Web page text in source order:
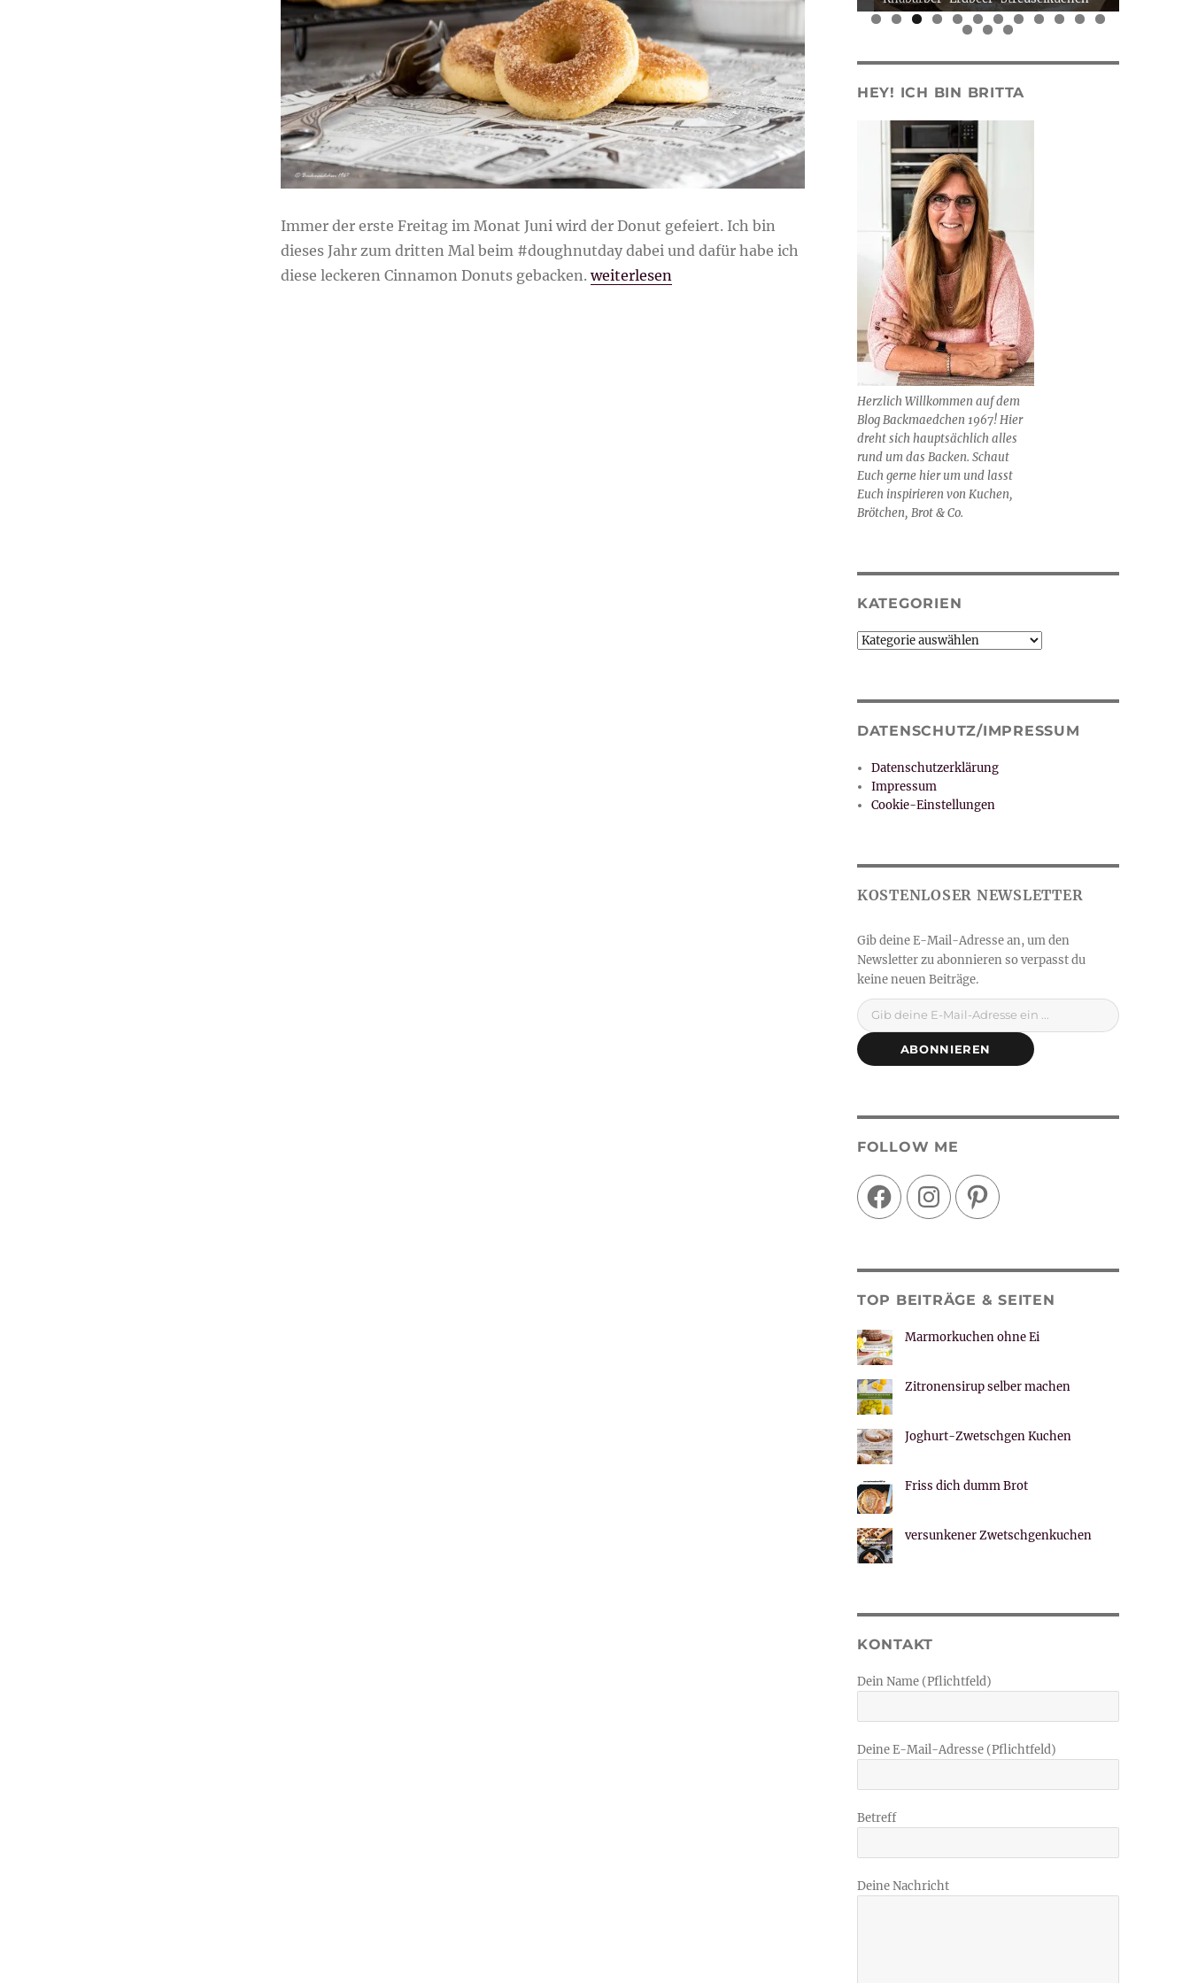
Immer der erste Freitag im Monat Juni wird der Donut gefeiert. Ich bin
dieses Jahr zum dritten Mal beim #doughnutday dabei und dafür habe ich
diese leckeren Cinnamon Donuts gebacken.„Cinnamon Donuts“
weiterlesen
0
1 2
3 4 5
HEY! ICH BIN BRITTA
Herzlich Willkommen auf dem
Blog Backmaedchen 1967! Hier
dreht sich hauptsächlich alles
rund um das Backen. Schaut
Euch gerne hier um und lasst
Euch inspirieren von Kuchen,
Brötchen, Brot & Co.
KATEGORIEN
Kategorien
DATENSCHUTZ/IMPRESSUM
Datenschutzerklärung
Impressum
Cookie-Einstellungen
Gib deine E-Mail-Adresse ein ...
ABONNIEREN
FOLLOW ME
FacebookInstagramPinterest
TOP BEITRÄGE & SEITEN
Marmorkuchen ohne Ei
Zitronensirup selber machen
Joghurt-Zwetschgen Kuchen
Friss dich dumm Brot
versunkener Zwetschgenkuchen
KONTAKT
Dein Name (Pflichtfeld)
Deine E-Mail-Adresse (Pflichtfeld)
Betreff
Deine Nachricht